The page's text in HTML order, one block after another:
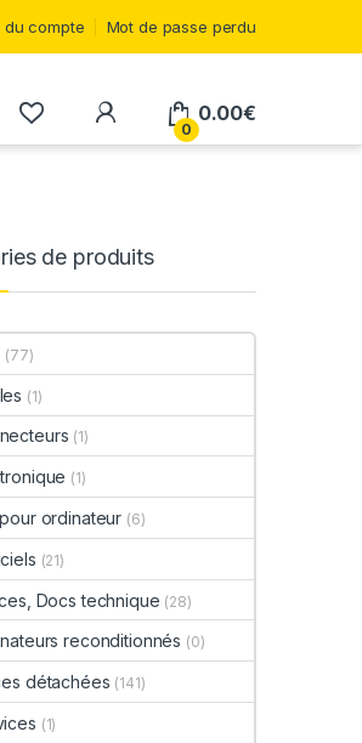
du compte Mot de passe perdu
0
0.00€
de produits
(77)
(1)
(1)
(1)
ordinateur (6)
(21)
Docs technique (28)
reconditionnés (0)
détachées (141)
(1)